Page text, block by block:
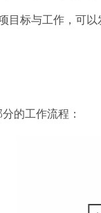
目标与工作，可
的工作流程：